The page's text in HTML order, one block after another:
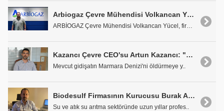
Arbiogaz Çevre Mühendisi Volkancan Yücel: "İstanbul Havalimanı Arıtma Tesisi %90'ın Üzerinde Verimle Çalışıyor"
ARBİOGAZ Çevre Mühendisi Volkancan Yücel, firmalar..
Kazancı Çevre CEO'su Artun Kazancı: "Marmara Denizi Ölüyor"
Mevcut gidişatın Marmara Denizi'ni öldürmeye y..
Biodesulf Firmasının Kurucusu Burak Alkan: 'Kaliteden Ödün Vermeden Uygun Maliyetli Projeler Sunuyoruz'
Su ve atık su arıtma sektöründe uzun yıllar profes..